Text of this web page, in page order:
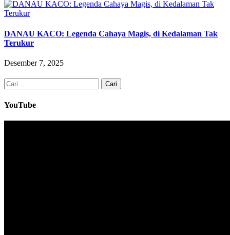
DANAU KACO: Legenda Cahaya Magis, di Kedalaman Tak
Terukur
Desember 7, 2025
Cari
untuk:
YouTube